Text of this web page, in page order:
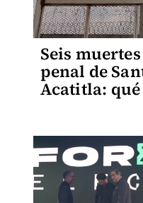
Seis
penal de
Acatitla: qué